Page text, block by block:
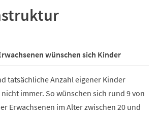
wünschen sich Kinder
tatsächliche Anzahl eigener Kinder
immer. So wünschen sich rund 9 von
Erwachsenen im Alter zwischen 20 und